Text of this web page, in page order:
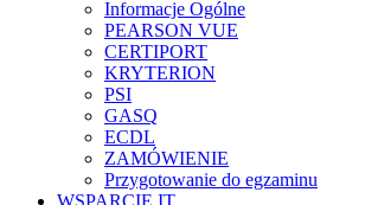
Informacje Ogólne
PEARSON VUE
CERTIPORT
KRYTERION
PSI
GASQ
ECDL
ZAMÓWIENIE
Przygotowanie do egzaminu
WSPARCIE IT